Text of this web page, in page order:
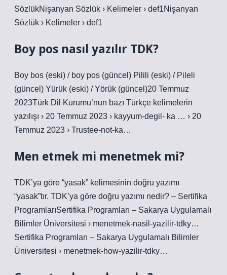
SözlükNişanyan Sözlük › Kelimeler › def1Nişanyan
Sözlük › Kelimeler › def1
Boy pos nasıl yazılır TDK?
Boy bos (eski) / boy pos (güncel) Pilili (eski) / Pileli
(güncel) Yürük (eski) / Yörük (güncel)20 Temmuz
2023Türk Dil Kurumu’nun bazı Türkçe kelimelerin
yazılışı › 20 Temmuz 2023 › kayyum-degil- ka … › 20
Temmuz 2023 › Trustee-not-ka…
Men etmek mi menetmek mi?
TDK’ya göre “yasak” kelimesinin doğru yazımı
“yasak”tır. TDK’ya göre doğru yazımı nedir? – Sertifika
ProgramlarıSertifika Programları – Sakarya Uygulamalı
Bilimler Üniversitesi › menetmek-nasil-yazilir-tdky…
Sertifika Programları – Sakarya Uygulamalı Bilimler
Üniversitesi › menetmek-how-yazilir-tdky…